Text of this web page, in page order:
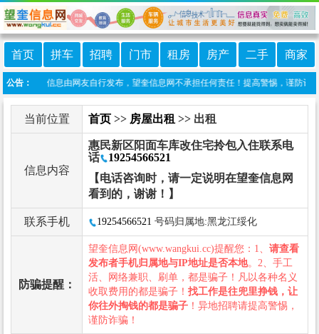
首页 拼车 招聘 门市 租房 房产 二手 商家
公告：
：本栏目信息由网友自行发布，望奎信息网不承担任何责任！提高警惕，谨防诈骗
当前位置 首页 >> 房屋出租 >> 出租
信息内容
惠民新区阳面车库改住宅拎包入住联系电
话
19254566521
【电话咨询时，请一定说明在望奎信息网
看到的，谢谢！】
联系手机 19254566521 号码归属地:黑龙江绥化
防骗提醒：
望奎信息网(www.wangkui.cc)提醒您：1、 请查看
发布者手机归属地与IP地址是否本地。2、手工
活、网络兼职、刷单，都是骗子！凡以各种名义
收取费用的都是骗子！ 找工作是往兜里挣钱，让
你往外掏钱的都是骗子 ！异地招聘请提高警惕，
谨防诈骗！